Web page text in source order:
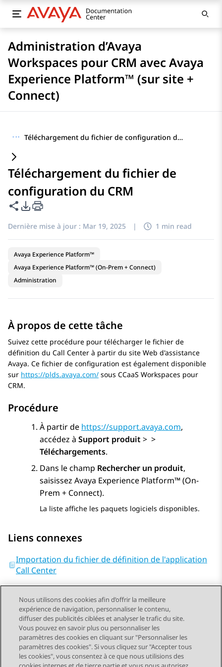
Administration d’Avaya
Workspaces pour CRM avec Avaya
Experience Platform™ (sur site +
Connect)
··· Téléchargement du fichier de configuration du CRM
Téléchargement du fichier de
configuration du CRM
Partager cette page
Options d'exportation PDF
Dernière mise à jour : Mar 19, 2025 | 1 min read
Avaya Experience Platform™
Avaya Experience Platform™ (On-Prem + Connect)
Administration
À propos de cette tâche
Suivez cette procédure pour télécharger le fichier de
définition du Call Center à partir du site Web d'assistance
Avaya. Ce fichier de configuration est également disponible
sur https://plds.avaya.com/ sous CCaaS Workspaces pour
CRM.
Procédure
À partir de https://support.avaya.com,
accédez à Support produit > >
Téléchargements.
Dans le champ Rechercher un produit,
saisissez Avaya Experience Platform™ (On-
Prem + Connect).
La liste affiche les paquets logiciels disponibles.
Liens connexes
Importation du fichier de définition de l'application
Call Center
Send Feedback
Nous utilisons des cookies afin d’offrir la meilleure
expérience de navigation, personnaliser le contenu,
diffuser des publicités ciblées et analyser le trafic du site.
Vous pouvez en savoir plus ou personnaliser les
paramètres des cookies en cliquant sur "Personnaliser les
paramètres des cookies". Si vous cliquez sur "Accepter tous
les cookies", vous consentez à ce que nous utilisions des